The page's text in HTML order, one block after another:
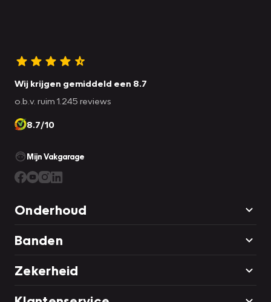
Wij krijgen gemiddeld een 8.7
o.b.v. ruim 1.245 reviews
8.7/10
Mijn Vakgarage
Onderhoud
Banden
Zekerheid